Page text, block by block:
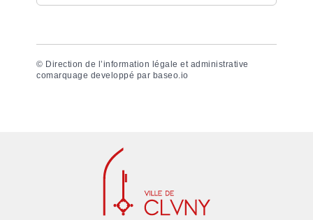
© Direction de l’information légale et administrative
comarquage developpé par baseo.io